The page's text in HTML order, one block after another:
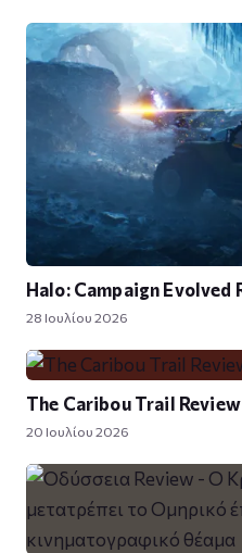
Halo: Campaign Evolved
28 Ιουλίου 2026
The Caribou Trail Review
20 Ιουλίου 2026